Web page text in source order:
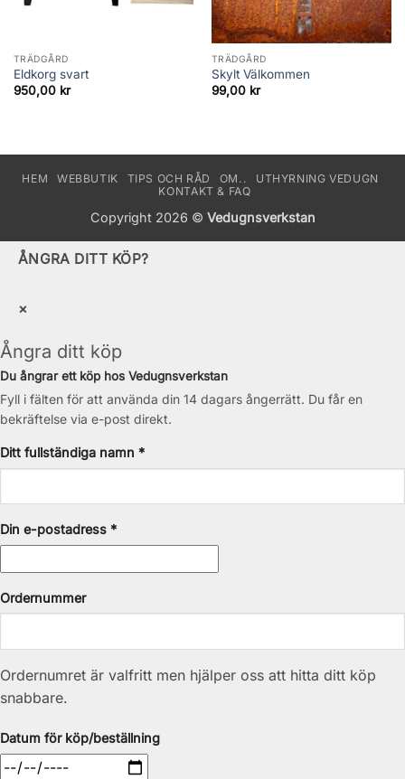
TRÄDGÅRD
Eldkorg svart
950,00 kr
TRÄDGÅRD
Skylt Välkommen
99,00 kr
HEM WEBBUTIK TIPS OCH RÅD OM..
UTHYRNING VEDUGN
KONTAKT & FAQ
Copyright 2026 © Vedugnsverkstan
ÅNGRA DITT KÖP?
×
Ångra ditt köp
Du ångrar ett köp hos Vedugnsverkstan
Fyll i fälten för att använda din 14 dagars ångerrätt. Du får en
bekräftelse via e-post direkt.
Ditt fullständiga namn *
Din e-postadress *
Ordernummer
Ordernumret är valfritt men hjälper oss att hitta ditt köp
snabbare.
Datum för köp/beställning